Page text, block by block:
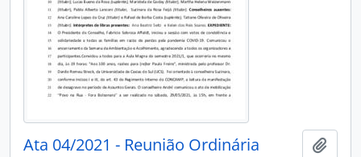
Ata 04/2021 - Reunião Ordinária